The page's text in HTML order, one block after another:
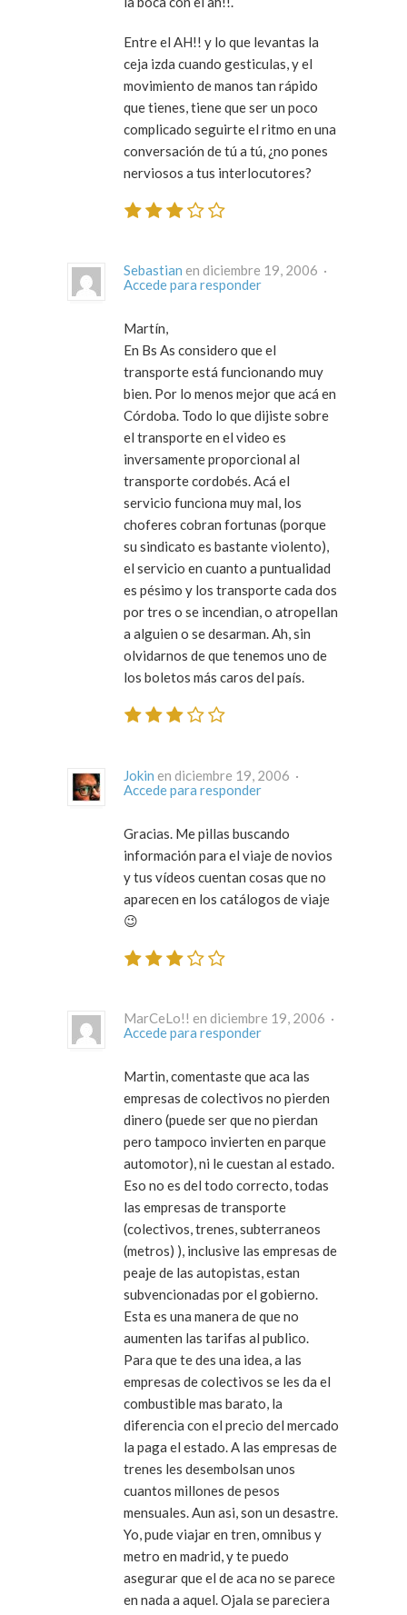
Entre el AH!! y lo que levantas la
ceja izda cuando gesticulas, y el
movimiento de manos tan rápido
que tienes, tiene que ser un poco
complicado seguirte el ritmo en una
conversación de tú a tú, ¿no pones
nerviosos a tus interlocutores?
Sebastian
en diciembre 19, 2006 ·
Accede para responder
Martín,
En Bs As considero que el
transporte está funcionando muy
bien. Por lo menos mejor que acá en
Córdoba. Todo lo que dijiste sobre
el transporte en el video es
inversamente proporcional al
transporte cordobés. Acá el
servicio funciona muy mal, los
choferes cobran fortunas (porque
su sindicato es bastante violento),
el servicio en cuanto a puntualidad
es pésimo y los transporte cada dos
por tres o se incendian, o atropellan
a alguien o se desarman. Ah, sin
olvidarnos de que tenemos uno de
los boletos más caros del país.
Jokin
en diciembre 19, 2006 ·
Accede para responder
Gracias. Me pillas buscando
información para el viaje de novios
y tus vídeos cuentan cosas que no
aparecen en los catálogos de viaje
😉
MarCeLo!! en diciembre 19, 2006 ·
Accede para responder
Martin, comentaste que aca las
empresas de colectivos no pierden
dinero (puede ser que no pierdan
pero tampoco invierten en parque
automotor), ni le cuestan al estado.
Eso no es del todo correcto, todas
las empresas de transporte
(colectivos, trenes, subterraneos
(metros) ), inclusive las empresas de
peaje de las autopistas, estan
subvencionadas por el gobierno.
Esta es una manera de que no
aumenten las tarifas al publico.
Para que te des una idea, a las
empresas de colectivos se les da el
combustible mas barato, la
diferencia con el precio del mercado
la paga el estado. A las empresas de
trenes les desembolsan unos
cuantos millones de pesos
mensuales. Aun asi, son un desastre.
Yo, pude viajar en tren, omnibus y
metro en madrid, y te puedo
asegurar que el de aca no se parece
en nada a aquel. Ojala se pareciera